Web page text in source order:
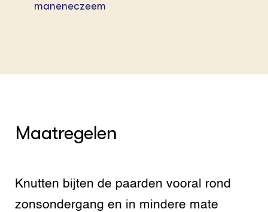
maneneczeem
Maatregelen
Knutten bijten de paarden vooral rond
zonsondergang en in mindere mate